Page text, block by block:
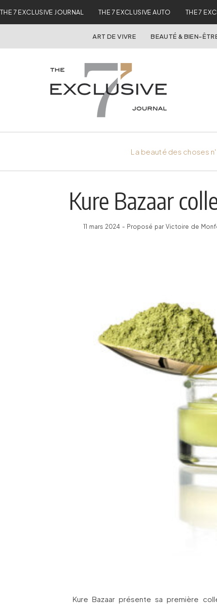
THE 7 EXCLUSIVE JOURNAL THE 7 EXCLUSIVE AUTO THE 7
ART DE VIVRE BEAUTÉ & BIEN-
La beauté des choses
Kure Bazaar
11 mars 2024 - Proposé par Victoire de
Kure Bazaar présente sa première